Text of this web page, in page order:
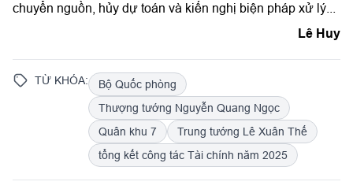
chuyển nguồn, hủy dự toán và kiến nghị biện pháp xử lý...
Lê Huy
TỪ KHÓA:
Bộ Quốc phòng
Thượng tướng Nguyễn Quang Ngọc
Quân khu 7
Trung tướng Lê Xuân Thế
tổng kết công tác Tài chính năm 2025